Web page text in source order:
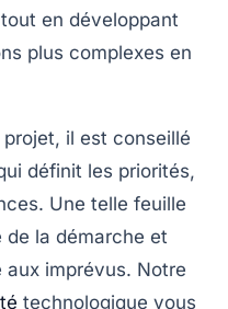
en développant
plus complexes en
projet, il est conseillé
définit les priorités,
Une telle feuille
la démarche et
imprévus. Notre
technologique vous